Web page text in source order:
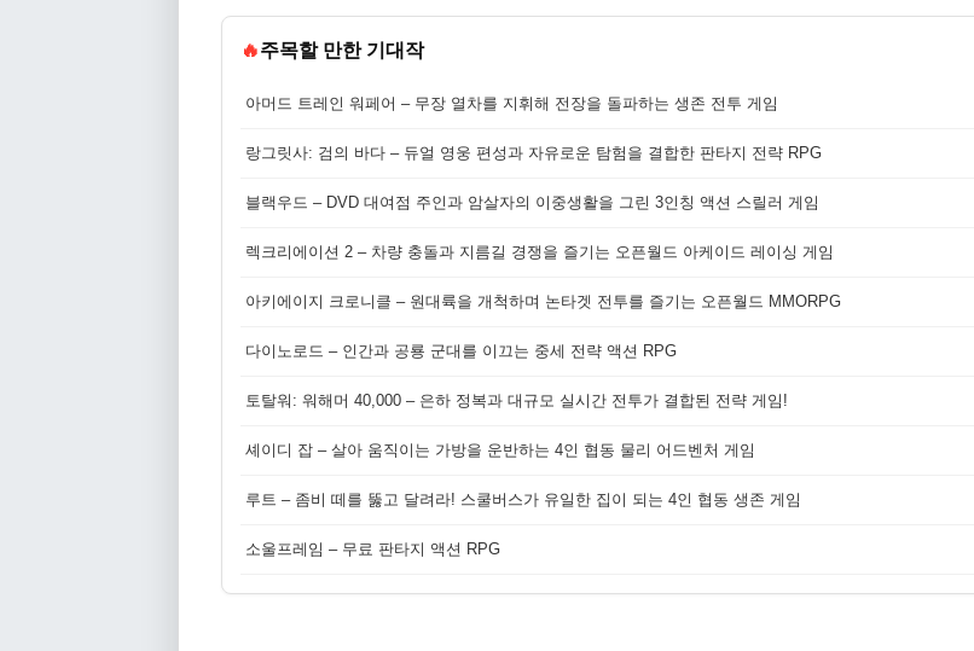
🔥주목할 만한 기대작
아머드 트레인 워페어 – 무장 열차를 지휘해 전장을 돌파하는 생존 전투 게임
랑그릿사: 검의 바다 – 듀얼 영웅 편성과 자유로운 탐험을 결합한 판타지 전략 RPG
블랙우드 – DVD 대여점 주인과 암살자의 이중생활을 그린 3인칭 액션 스릴러 게임
렉크리에이션 2 – 차량 충돌과 지름길 경쟁을 즐기는 오픈월드 아케이드 레이싱 게임
아키에이지 크로니클 – 원대륙을 개척하며 논타겟 전투를 즐기는 오픈월드 MMORPG
다이노로드 – 인간과 공룡 군대를 이끄는 중세 전략 액션 RPG
토탈워: 워해머 40,000 – 은하 정복과 대규모 실시간 전투가 결합된 전략 게임!
셰이디 잡 – 살아 움직이는 가방을 운반하는 4인 협동 물리 어드벤처 게임
루트 – 좀비 떼를 뚫고 달려라! 스쿨버스가 유일한 집이 되는 4인 협동 생존 게임
소울프레임 – 무료 판타지 액션 RPG